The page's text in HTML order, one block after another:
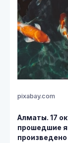
pixabay.com
Алматы. 17
прошедшие